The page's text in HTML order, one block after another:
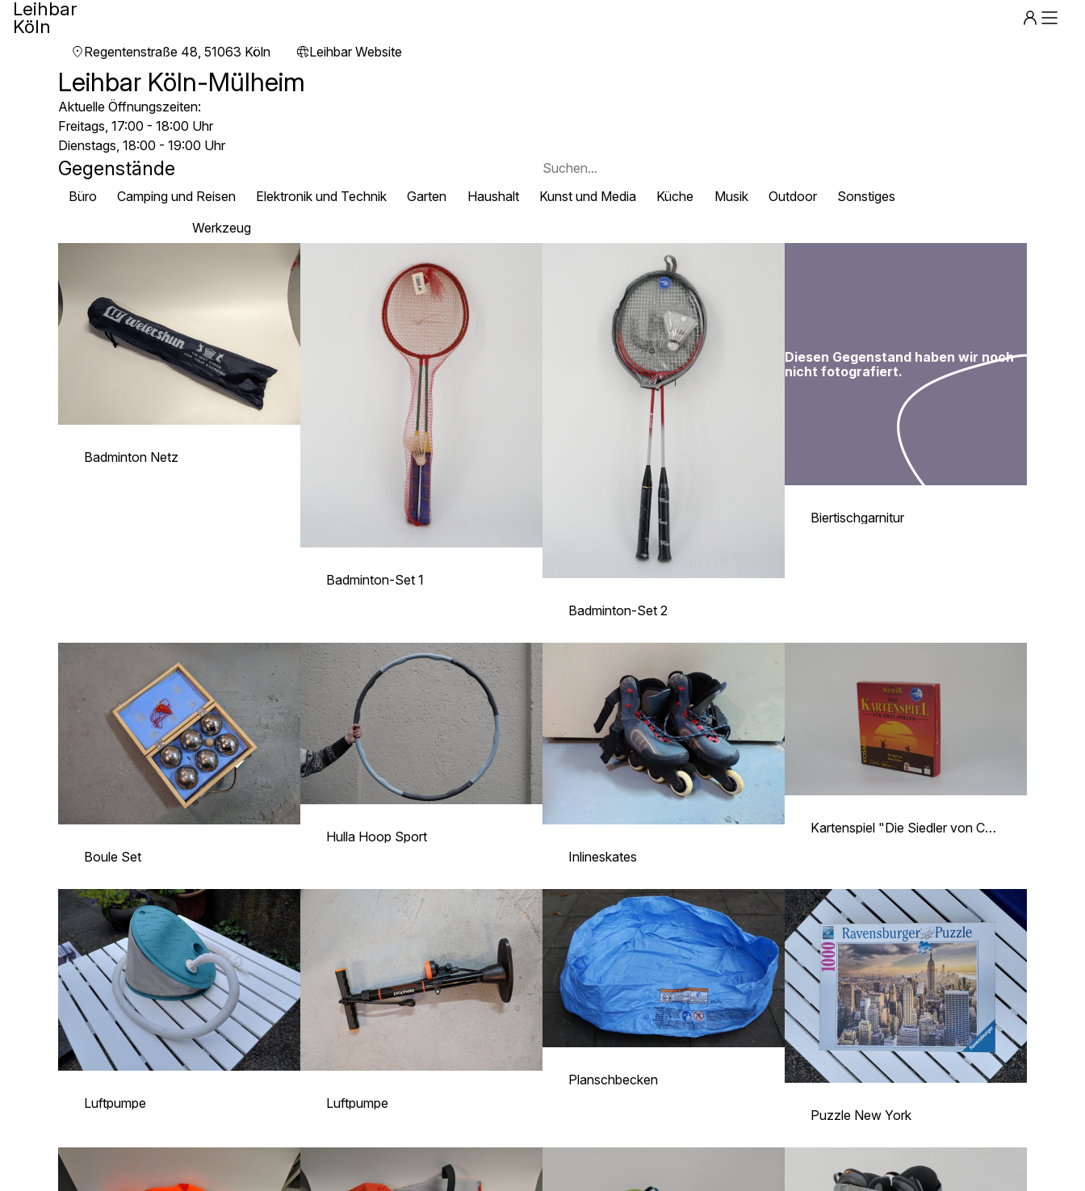
Leihbar
Köln
Menu
Regentenstraße 48, 51063 Köln
Leihbar Website
Leihbar Köln-Mülheim
Aktuelle Öffnungszeiten:
Freitags, 17:00 - 18:00 Uhr
Dienstags, 18:00 - 19:00 Uhr
Gegenstände
Büro Camping und Reisen Elektronik und Technik Garten Haushalt Kunst und Media Küche Musik Outdoor
Sonstiges
Werkzeug
Badminton Netz
Badminton-Set 1
Badminton-Set 2
Diesen Gegenstand haben wir noch
nicht fotografiert.
Biertischgarnitur
Boule Set
Hulla Hoop Sport
Inlineskates
Kartenspiel "Die Siedler von Catan"
Luftpumpe Luftpumpe
Planschbecken
Puzzle New York